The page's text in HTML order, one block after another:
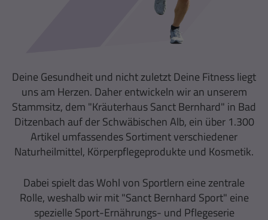
Deine Gesundheit und nicht zuletzt Deine Fitness liegt
uns am Herzen. Daher entwickeln wir an unserem
Stammsitz, dem "Kräuterhaus Sanct Bernhard" in Bad
Ditzenbach auf der Schwäbischen Alb, ein über 1.300
Artikel umfassendes Sortiment verschiedener
Naturheilmittel, Körperpflegeprodukte und Kosmetik.
Dabei spielt das Wohl von Sportlern eine zentrale
Rolle, weshalb wir mit "Sanct Bernhard Sport" eine
spezielle Sport-Ernährungs- und Pflegeserie